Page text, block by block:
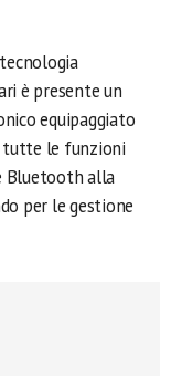
è presente un
equipaggiato
tutte le funzioni
Bluetooth alla
per le gestione